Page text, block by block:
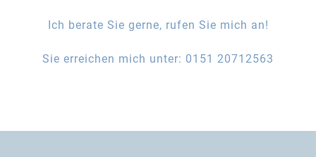
Ich berate Sie gerne, rufen Sie mich an!
Sie erreichen mich unter: 0151 20712563